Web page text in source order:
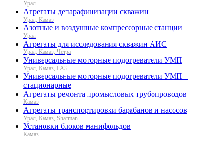
Урал
Агрегаты депарафинизации скважин
Урал, Камаз
Азотные и воздушные компрессорные станции
Урал
Агрегаты для исследования скважин АИС
Урал, Камаз, Четра
Универсальные моторные подогреватели УМП
Урал, Камаз, ГАЗ
Универсальные моторные подогреватели УМП –
стационарные
Агрегаты ремонта промысловых трубопроводов
Камаз
Агрегаты транспортировки барабанов и насосов
Урал, Камаз, Shacman
Установки блоков манифольдов
Камаз